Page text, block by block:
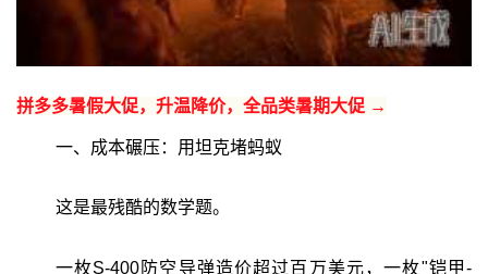
拼多多暑假大促，升温降价，全品类暑期大促 →
一、成本碾压：用坦克堵蚂蚁
这是最残酷的数学题。
一枚S-400防空导弹造价超过百万美元，一枚"铠甲-